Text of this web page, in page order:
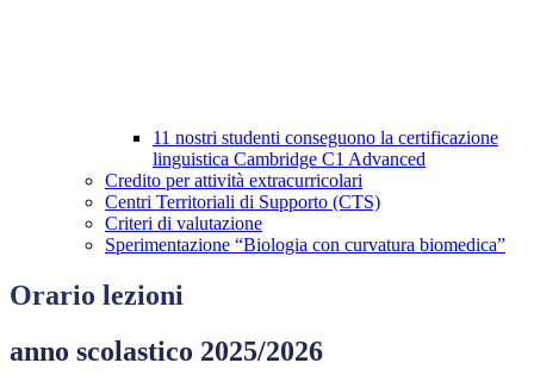
11 nostri studenti conseguono la certificazione
linguistica Cambridge C1 Advanced
Credito per attività extracurricolari
Centri Territoriali di Supporto (CTS)
Criteri di valutazione
Sperimentazione “Biologia con curvatura biomedica”
Orario lezioni
anno scolastico 2025/2026